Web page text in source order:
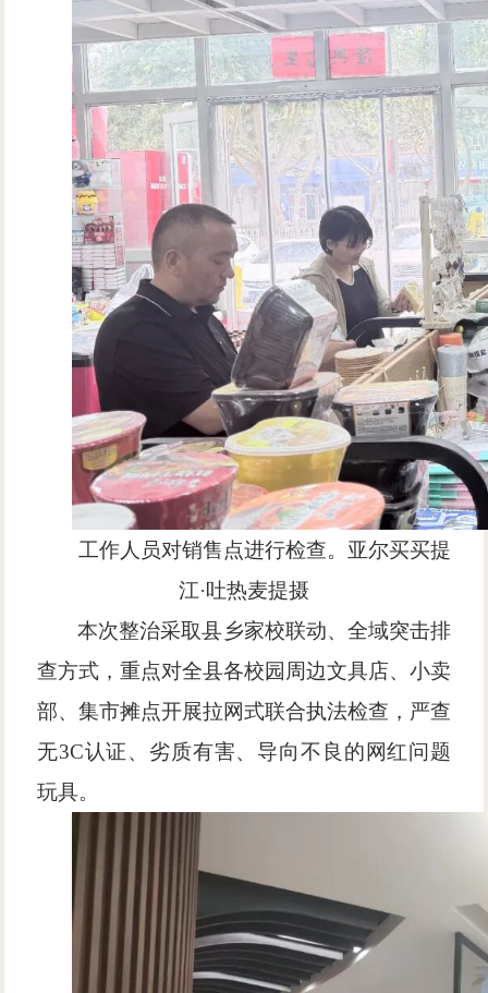
工作人员对销售点进行检查。亚尔买买提
江·吐热麦提摄
本次整治采取县乡家校联动、全域突击排
查方式，重点对全县各校园周边文具店、小卖
部、集市摊点开展拉网式联合执法检查，严查
无3C认证、劣质有害、导向不良的网红问题
玩具。